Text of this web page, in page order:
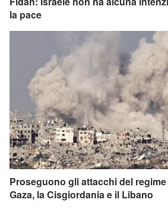
la pace
Proseguono gli attacchi del
Gaza, la Cisgiordania e il Libano